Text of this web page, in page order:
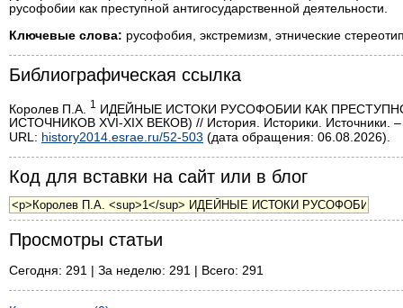
русофобии как преступной антигосударственной деятельности.
Ключевые слова: русофобия, экстремизм, этнические
Библиографическая ссылка
Королев П.А. 1
ИДЕЙНЫЕ ИСТОКИ РУСОФОБИИ КАК
ИСТОЧНИКОВ XVI-XIX ВЕКОВ) // История. Историки. Источники.
URL: history2014.esrae.ru/52-503 (дата обращения: 06.08.2026).
Код для вставки на сайт или в блог
Просмотры статьи
Сегодня: 291 | За неделю: 291 | Всего: 291